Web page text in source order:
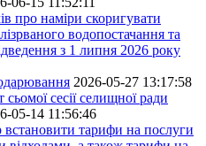
про наміри скоригувати
водопостачання та
з 1 липня 2026 року
2026-05-27 13:17:58
сесії селищної ради
05-14 11:56:46
тарифи на послуги